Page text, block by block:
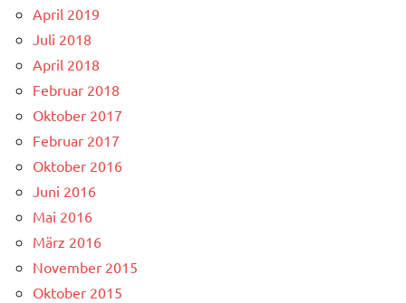
April 2019
Juli 2018
April 2018
Februar 2018
Oktober 2017
Februar 2017
Oktober 2016
Juni 2016
Mai 2016
März 2016
November 2015
Oktober 2015